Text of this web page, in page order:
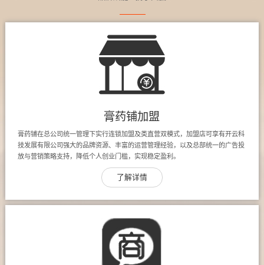
膏药铺加盟
膏药铺在总公司统一管理下实行连锁加盟及类直营双模式，加盟店可享有开云科
技发展有限公司强大的品牌资源、丰富的运营管理经验，以及总部统一的广告投
放与营销策略支持，降低个人创业门槛，实现稳定盈利。
了解详情